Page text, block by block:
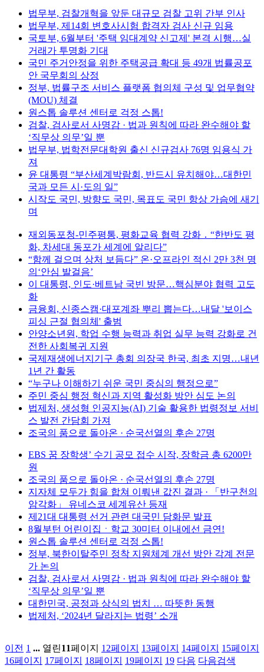
법무부, 검찰개혁을 앞둔 대규모 검찰 고위 간부 인사
법무부, 제14회 변호사시험 합격자 검사 신규 임용
국토부, 6월부터 '주택 임대계약 신고제' 본격 시행…실
거래가 투명화 기대
국민 주거안정을 위한 주택공급 확대 등 49개 법률공포
안 국무회의 상정
정부, 법률구조 서비스 플랫폼 협의체 구성 및 업무협약
(MOU) 체결
원스톱 솔루션 센터로 걱정 스톱!
검찰, 검사로서 사명감 · 법과 원칙에 따라 완수해야 할
‘직무상 의무’일 뿐
법무부, 법학전문대학원 출신 신규검사 76명 임용식 가
져
윤 대통령 “부산세계박람회, 반드시 유치해야…대한민
국과 모든 시·도의 일”
시작도 국민, 방향도 국민, 목표도 국민 항상 가슴에 새기
며
재외동포청-민주평통, 평화교육 협력 강화 ․ “한반도 평
화, 차세대 동포가 세계에 알리다”
“함께 걸으며 상처 보듬다” 온·오프라인 적신 2만 3천 명
의‘안심 발걸음’
이 대통령, 인도·베트남 국빈 방문…핵심분야 협력 고도
화
금융회, 신종스캠·대포계좌 뿌리 뽑는다…내달 '보이스
피싱 근절 협의체' 출범
안양소년원, 학업 수행 능력과 취업 실무 능력 강화로 건
전한 사회복귀 지원
국제재생에너지기구 총회 의장국 한국, 최초 지명…내년
1년 간 활동
“누구나 이해하기 쉬운 국민 중심의 행정으로”
주민 중심 행정 혁신과 지역 활성화 방안 심도 논의
법제처, 생성형 인공지능(AI) 기술 활용한 법령정보 서비
스 발전 간담회 가져
조국의 품으로 돌아온 · 순국선열의 후손 27명
EBS 꿈 장학생’ 수기 공모 접수 시작, 장학금 총 6200만
원
조국의 품으로 돌아온 · 순국선열의 후손 27명
지자체 모두가 힘을 합쳐 이뤄낸 값진 결과 · 「반구천의
암각화」 유네스코 세계유산 등재
제21대 대통령 선거 관련 대국민 담화문 발표
8월부턴 어린이집ㆍ학교 30미터 이내에선 금연!
원스톱 솔루션 센터로 걱정 스톱!
정부, 북한이탈주민 정착 지원체계 개선 방안 각계 전문
가 논의
검찰, 검사로서 사명감 · 법과 원칙에 따라 완수해야 할
‘직무상 의무’일 뿐
대한민국, 공정과 상식의 법치 … 따뜻한 동행
법제처, ‘2024년 달라지는 법령’ 소개
이전 1 ... 열린11페이지 12페이지 13페이지 14페이지 15페이지
16페이지 17페이지 18페이지 19페이지 19 다음 다음검색